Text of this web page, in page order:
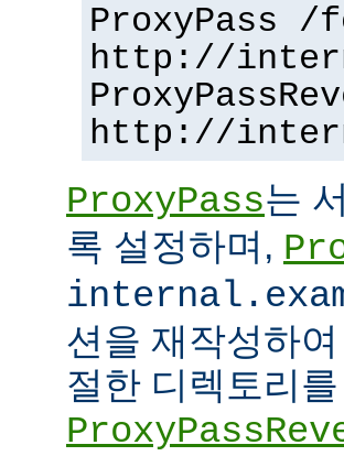
ProxyPass /
http://
http://
ProxyPass는
록 설정하며,
션을 재작성하
절한 디렉토리